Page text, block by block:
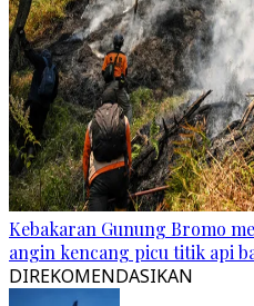
Kebakaran Gunung Bromo
angin kencang picu titik api
DIREKOMENDASIKAN